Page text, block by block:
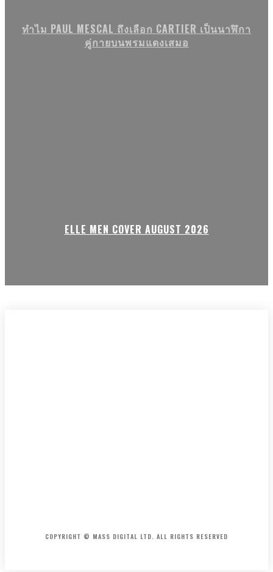
ทำไม PAUL MESCAL ถึงเลือก CARTIER เป็นนาฬิกา
คู่กายบนพรมแดงเสมอ
ELLE MEN COVER AUGUST 2026
COPYRIGHT © MASS DIGITAL LTD. ALL RIGHTS RESERVED